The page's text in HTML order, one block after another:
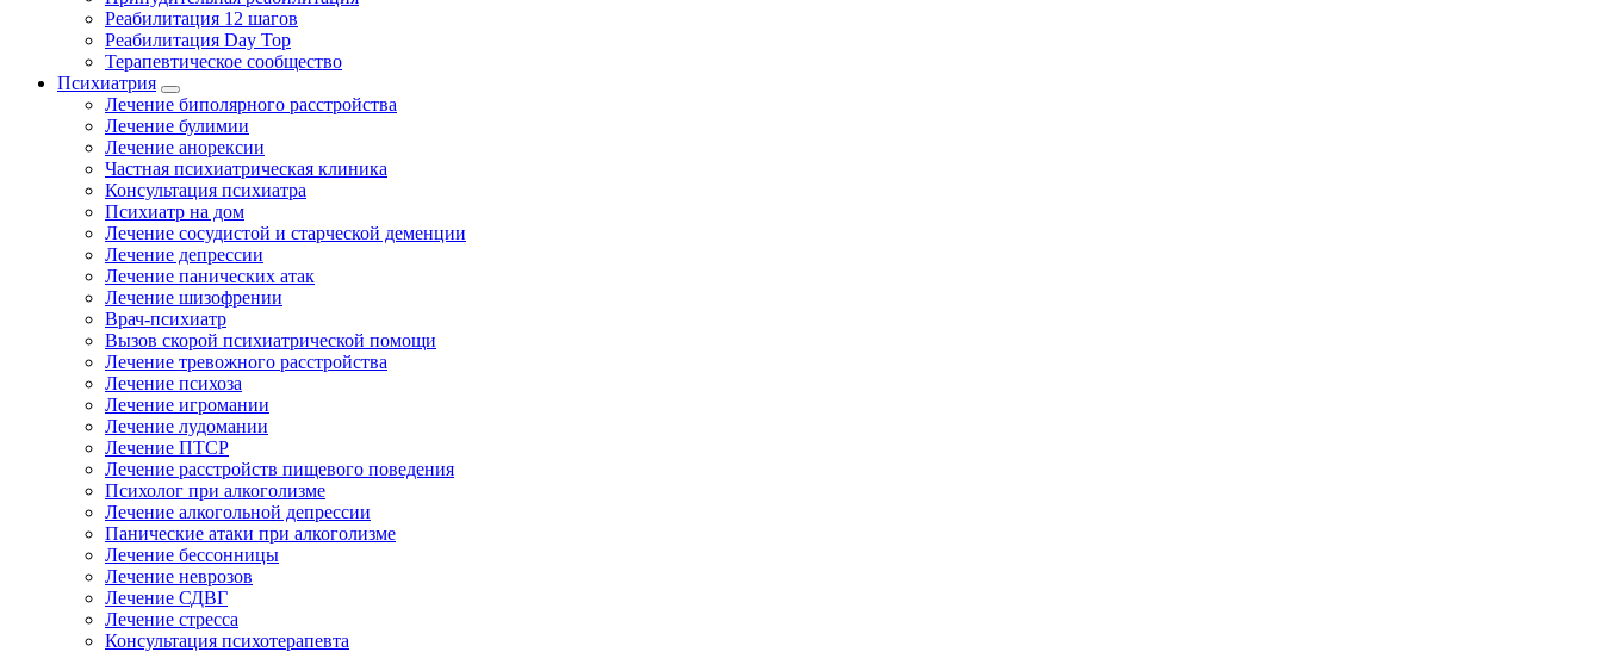
Реабилитация 12 шагов
Реабилитация Day Top
Терапевтическое сообщество
Психиатрия
Лечение биполярного расстройства
Лечение булимии
Лечение анорексии
Частная психиатрическая клиника
Консультация психиатра
Психиатр на дом
Лечение сосудистой и старческой деменции
Лечение депрессии
Лечение панических атак
Лечение шизофрении
Врач-психиатр
Вызов скорой психиатрической помощи
Лечение тревожного расстройства
Лечение психоза
Лечение игромании
Лечение лудомании
Лечение ПТСР
Лечение расстройств пищевого поведения
Психолог при алкоголизме
Лечение алкогольной депрессии
Панические атаки при алкоголизме
Лечение бессонницы
Лечение неврозов
Лечение СДВГ
Лечение стресса
Консультация психотерапевта